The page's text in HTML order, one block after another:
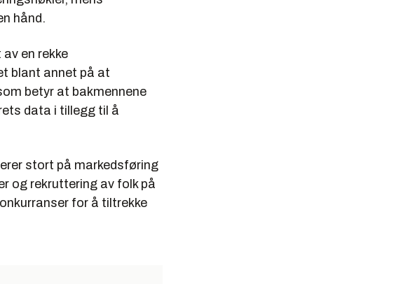
hånd.
en rekke
blant annet på at
betyr at bakmennene
data i tillegg til å
stort på markedsføring
og rekruttering av folk på
for å tiltrekke